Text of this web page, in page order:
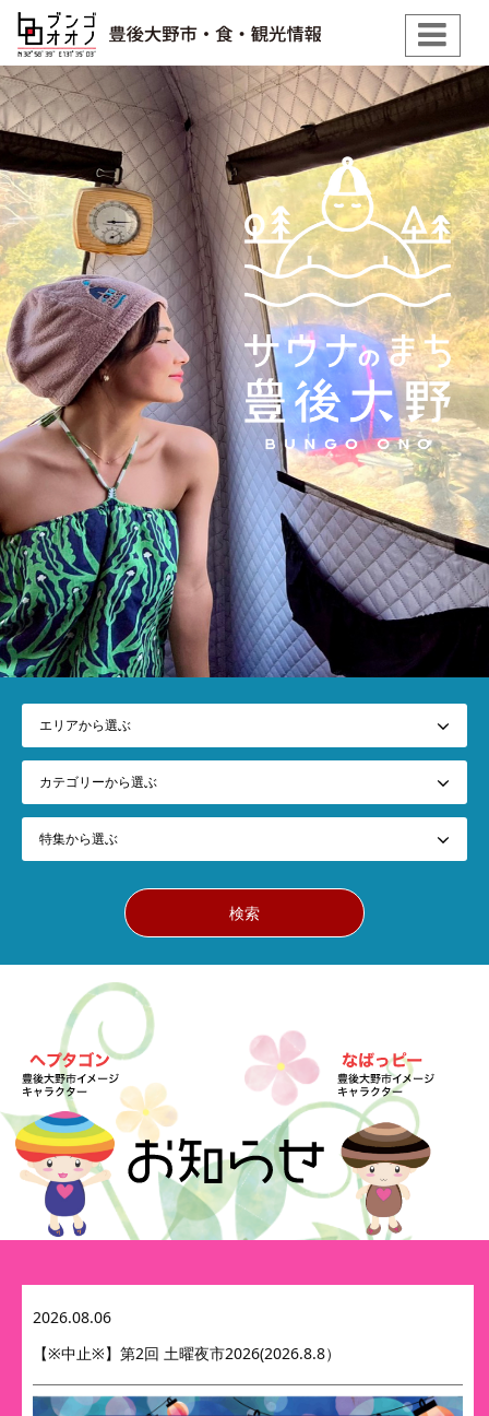
2026.08.06
【※中止※】第2回 土曜夜市2026(2026.8.8）